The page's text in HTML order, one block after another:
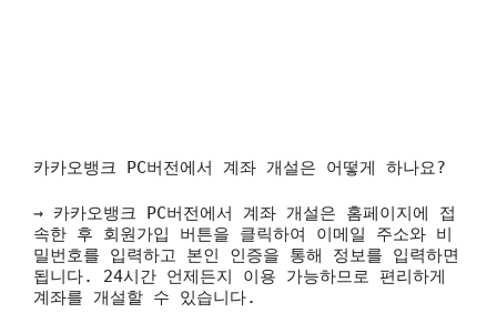
카카오뱅크 PC버전에서 계좌 개설은 어떻게 하나요?
→ 카카오뱅크 PC버전에서 계좌 개설은 홈페이지에 접
속한 후 회원가입 버튼을 클릭하여 이메일 주소와 비
밀번호를 입력하고 본인 인증을 통해 정보를 입력하면
됩니다. 24시간 언제든지 이용 가능하므로 편리하게
계좌를 개설할 수 있습니다.